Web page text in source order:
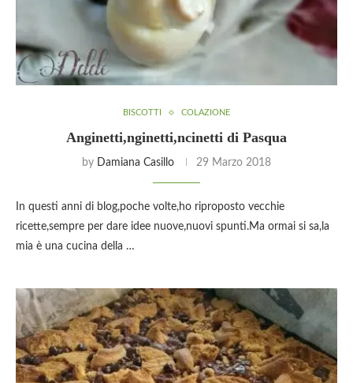
BISCOTTI COLAZIONE
Anginetti,nginetti,ncinetti di Pasqua
by Damiana Casillo 29 Marzo 2018
In questi anni di blog,poche volte,ho riproposto vecchie
ricette,sempre per dare idee nuove,nuovi spunti.Ma ormai si sa,la
mia è una cucina della …